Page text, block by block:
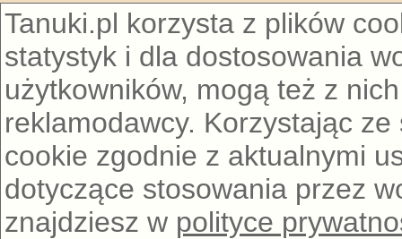
Tanuki.pl korzysta z plików
statystyk i dla dostosowania
użytkowników, mogą też z
reklamodawcy. Korzystając
cookie zgodnie z aktualnymi
dotyczące stosowania przez
znajdziesz w polityce